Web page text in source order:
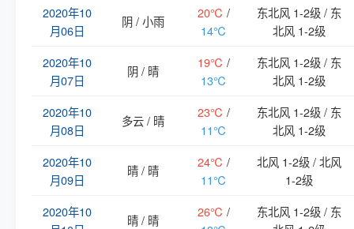
2020年10
月06日
阴 / 小雨
20℃ /
14℃
东北风 1-2级 / 东
北风 1-2级
2020年10
月07日
阴 / 晴
19℃ /
13℃
东北风 1-2级 / 东
北风 1-2级
2020年10
月08日
多云 / 晴
23℃ /
11℃
东北风 1-2级 / 东
北风 1-2级
2020年10
月09日
晴 / 晴
24℃ /
11℃
北风 1-2级 / 北风
1-2级
2020年10
晴 / 晴
26℃ /
东北风 1-2级 / 东